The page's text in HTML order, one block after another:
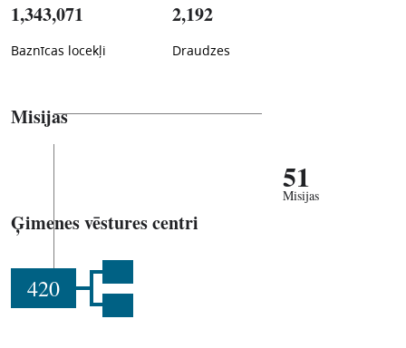
1,343,071
Baznīcas locekļi
2,192
Draudzes
Misijas
51
Misijas
Ģimenes vēstures centri
420